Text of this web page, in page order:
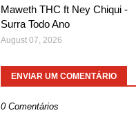
Maweth THC ft Ney Chiqui -
Surra Todo Ano
August 07, 2026
ENVIAR UM COMENTÁRIO
0 Comentários